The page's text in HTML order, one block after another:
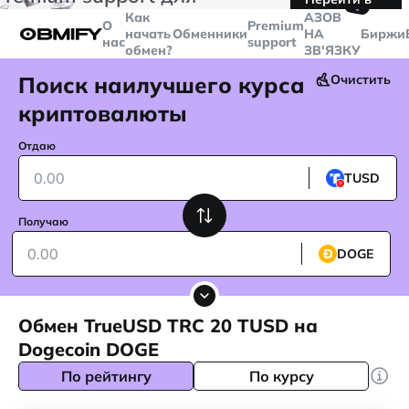
больше
$5000
Telegram
О
нас
Как
начать
обмен?
ОбменникиPremium
support
🤙
AЗОВ
НА
ЗВ'ЯЗКУ
Биржи
Поиск наилучшего курса
криптовалюты
Очистить
Отдаю
TUSD
Получаю
DOGE
Обмен TrueUSD TRC 20 TUSD на
Dogecoin DOGE
По рейтингу По курсу